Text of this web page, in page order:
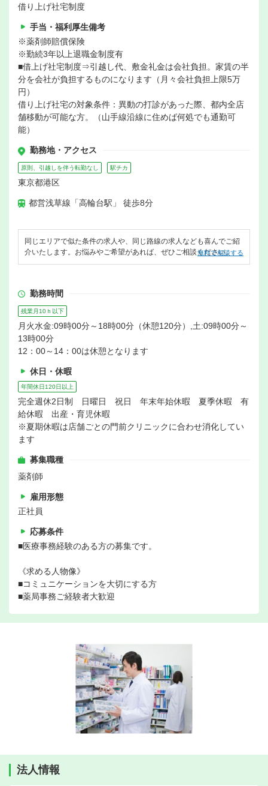
借り上げ社宅制度
手当・福利厚生備考
※薬剤師賠償保険
※勤続3年以上退職金制度有
■借上げ社宅制度⇒引越し代、敷金礼金は会社負担。家賃の半
分を会社が負担するものになります（月々会社負担上限5万
円）
借り上げ社宅の対象条件：異動の打診があった際、都内全店
舗移動が可能な方。（山手線沿線に住めば何処でも通勤可
能）
勤務地・アクセス
原則、引越しを伴う転勤なし 駅チカ
東京都港区
都営浅草線「高輪台駅」 徒歩8分
同じエリアで似た条件の求人や、同じ路線の求人なども喜んでご紹
介いたします。お悩みやご希望があれば、ぜひご相談ください。
無料で相談する
勤務時間
残業月10ｈ以下
月火水金:09時00分～18時00分（休憩120分）,土:09時00分～
13時00分
12：00～14：00は休憩となります
休日・休暇
年間休日120日以上
完全週休2日制 日曜日 祝日 年末年始休暇 夏季休暇 有
給休暇 出産・育児休暇
※夏期休暇は店舗ごとの門前クリニックに合わせ消化してい
ます
募集職種
薬剤師
雇用形態
正社員
応募条件
■医療事務経験のある方の募集です。
《求める人物像》
■コミュニケーションを大切にする方
■薬局事務ご経験者大歓迎
法人情報